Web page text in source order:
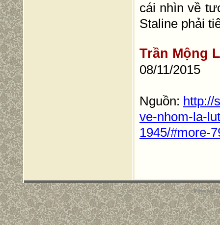
cái nhìn về
Staline phải
Trần Mộng
08/11/2015
Nguồn: http://
ve-nhom-la-
1945/#more-
Powered